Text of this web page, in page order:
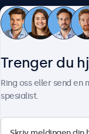
Trenger du
Ring oss eller send
spesialist.